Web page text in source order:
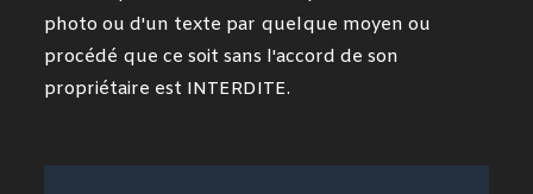
photo ou d'un texte par quelque moyen ou
procédé que ce soit sans l'accord de son
propriétaire est INTERDITE.